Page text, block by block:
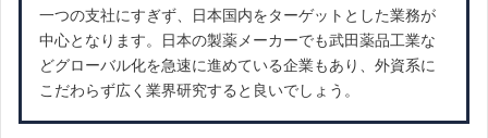
一つの支社にすぎず、日本国内をターゲットとした業務が
中心となります。日本の製薬メーカーでも武田薬品工業な
どグローバル化を急速に進めている企業もあり、外資系に
こだわらず広く業界研究すると良いでしょう。